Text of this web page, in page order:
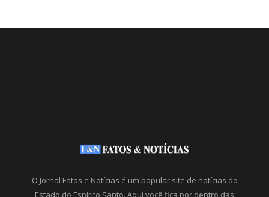
O Jornal Fatos e Notícias é um popular site de notícias do
Estado do Espírito Santo. Aqui você fica por dentro das